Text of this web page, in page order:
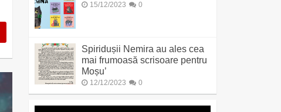
15/12/2023 0
Spiridușii Nemira au ales cea
mai frumoasă scrisoare pentru
Moșu’
12/12/2023 0